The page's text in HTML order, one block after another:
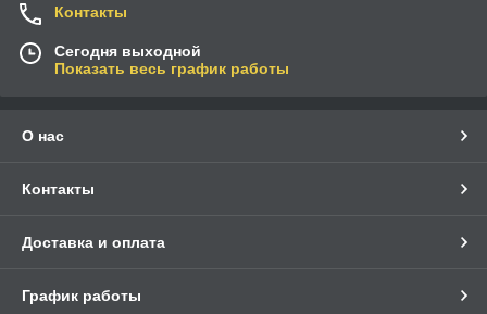
Контакты
Сегодня выходной
Показать весь график работы
О нас
Контакты
Доставка и оплата
График работы